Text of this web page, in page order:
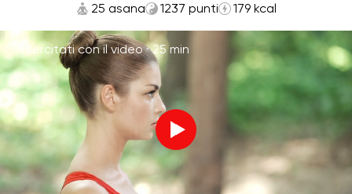
25 asana 1237 punti 179 kcal
Esercitati con il video ·25 min